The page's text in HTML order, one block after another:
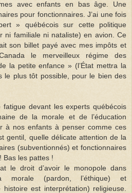
avec enfants en bas âge. Une
pour fonctionnaires. J’ai une fois
» québécois sur cette politique
ni familiale ni nataliste) en avion. Ce
son billet payé avec mes impôts et
le merveilleux régime des
la petite enfance » (l’État mettra la
le plus tôt possible, pour le bien des
devant les experts québécois
de la morale et de l’éducation
à nos enfants à penser comme ces
gentil, quelle délicate attention de la
(subventionnés) et fonctionnaires
Bas les pattes !
le droit d’avoir le monopole dans
morale (pardon, l’éthique) et
histoire est interprétation) religieuse.